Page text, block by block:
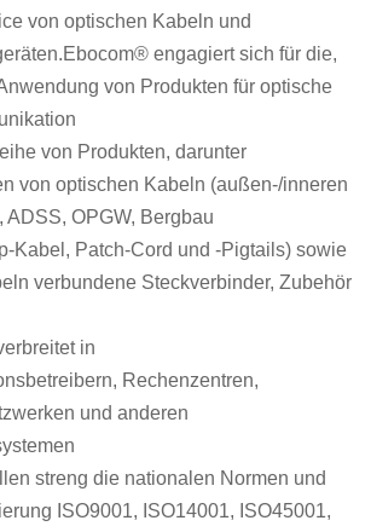
von optischen Kabeln und
engagiert sich für die,
von Produkten für optische
von Produkten, darunter
von optischen Kabeln (außen-/inneren
OPGW, Bergbau
Kabel, Patch-Cord und -Pigtails) sowie
verbundene Steckverbinder, Zubehör
in
Rechenzentren,
und anderen
streng die nationalen Normen und
ISO9001, ISO14001, ISO45001,